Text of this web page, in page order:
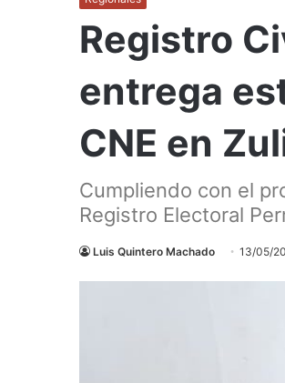
Registro
entrega
CNE en
Cumpliendo con el
Registro Electoral
Luis Quintero Machado 13/05/